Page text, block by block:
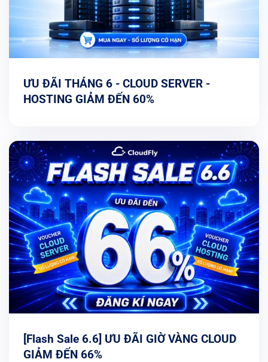
ƯU ĐÃI THÁNG 6 - CLOUD SERVER -
HOSTING GIẢM ĐẾN 60%
[Flash Sale 6.6] ƯU ĐÃI GIỜ VÀNG CLOUD
GIẢM ĐẾN 66%